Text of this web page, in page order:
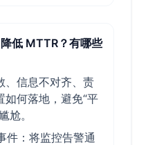
低 MTTR？有哪些
、信息不对齐、责
何落地，避免“平
尬。
件：将监控告警通